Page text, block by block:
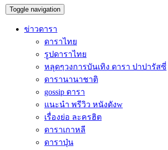
Toggle navigation
ข่าวดารา
ดาราไทย
รูปดาราไทย
หลุดๆวงการบันเทิง ดารา ปาปารัสซี่
ดารานานาชาติ
gossip ดารา
แนะนำ พรีวิว หนังดังw
เรื่องย่อ ละครฮิต
ดาราเกาหลี
ดาราปุ่น